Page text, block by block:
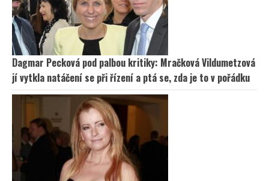
Dagmar Pecková pod palbou kritiky: Mračková Vildumetzová
jí vytkla natáčení se při řízení a ptá se, zda je to v pořádku